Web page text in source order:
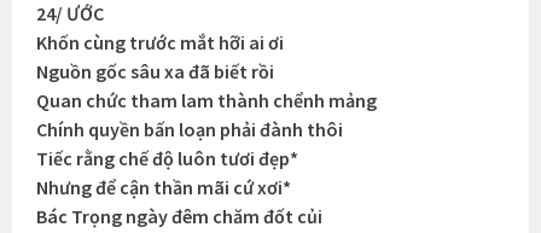
24/ ƯỚC
Khốn cùng trước mắt hỡi ai ơi
Nguồn gốc sâu xa đã biết rồi
Quan chức tham lam thành chểnh mảng
Chính quyền bấn loạn phải đành thôi
Tiếc rằng chế độ luôn tươi đẹp*
Nhưng để cận thần mãi cứ xơi*
Bác Trọng ngày đêm chăm đốt củi